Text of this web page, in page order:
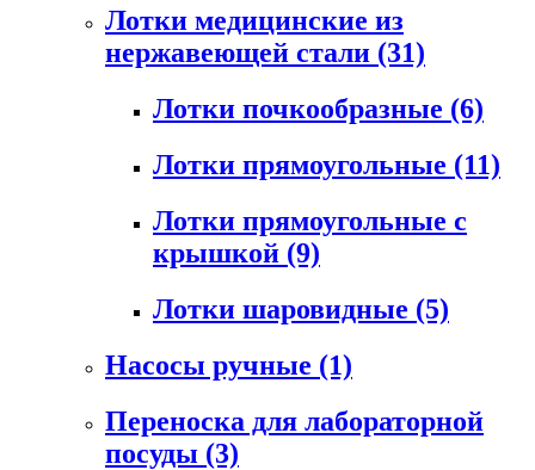
Лотки медицинские из
нержавеющей стали (31)
Лотки почкообразные (6)
Лотки прямоугольные (11)
Лотки прямоугольные с
крышкой (9)
Лотки шаровидные (5)
Насосы ручные (1)
Переноска для лабораторной
посуды (3)